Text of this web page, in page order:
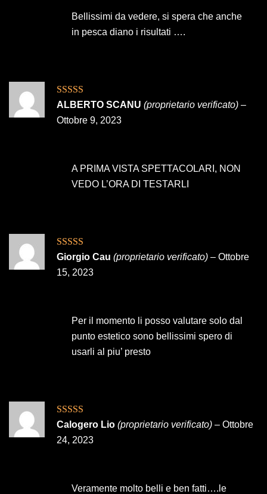
Bellissimi da vedere, si spera che anche
in pesca diano i risultati ….
Valutato4
su 5
ALBERTO SCANU (proprietario verificato) –
Ottobre 9, 2023
A PRIMA VISTA SPETTACOLARI, NON
VEDO L’ORA DI TESTARLI
Valutato 5su
5
Giorgio Cau (proprietario verificato) – Ottobre
15, 2023
Per il momento li posso valutare solo dal
punto estetico sono bellissimi spero di
usarli al piu’ presto
Valutato5su
5
Calogero Lio (proprietario verificato) – Ottobre
24, 2023
Veramente molto belli e ben fatti….le